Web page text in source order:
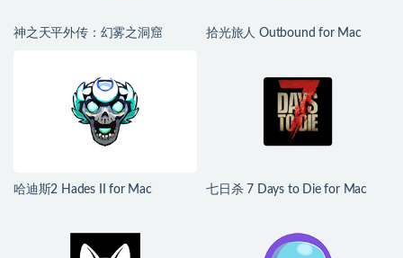
神之天平外传：幻雾之洞窟
拾光旅人 Outbound for Mac
哈迪斯2 Hades II for Mac
七日杀 7 Days to Die for Mac